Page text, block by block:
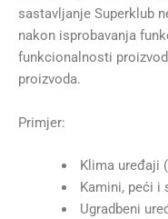
sastavljanje Superklub
nakon isprobavanja
funkcionalnosti
proizvoda.
Primjer:
Klima uređaji
Kamini, peći i
Ugradbeni